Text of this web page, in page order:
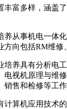
丰富多样，涵盖
养从事机电一体
向包括RM维
培养具有分析电
电视机原理与维
售和检修等工作
计算机应用技术